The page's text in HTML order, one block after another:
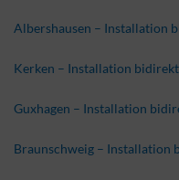
Albershausen – Installation
Kerken – Installation
Guxhagen – Installation
Braunschweig – Installation